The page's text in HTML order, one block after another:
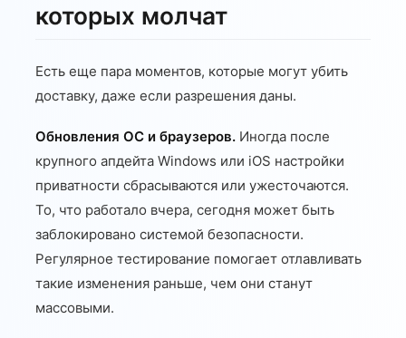
которых молчат
Есть еще пара моментов, которые могут убить
доставку, даже если разрешения даны.
Обновления ОС и браузеров. Иногда после
крупного апдейта Windows или iOS настройки
приватности сбрасываются или ужесточаются.
То, что работало вчера, сегодня может быть
заблокировано системой безопасности.
Регулярное тестирование помогает отлавливать
такие изменения раньше, чем они станут
массовыми.